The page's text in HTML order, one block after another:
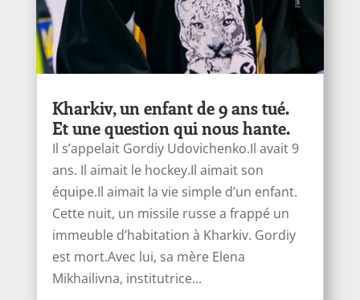
Kharkiv, un enfant de 9 ans tué.
Et une question qui nous hante.
Il s’appelait Gordiy Udovichenko.Il avait 9
ans. Il aimait le hockey.Il aimait son
équipe.Il aimait la vie simple d’un enfant.
Cette nuit, un missile russe a frappé un
immeuble d’habitation à Kharkiv. Gordiy
est mort.Avec lui, sa mère Elena
Mikhailivna, institutrice...